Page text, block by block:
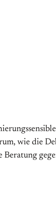
wie die